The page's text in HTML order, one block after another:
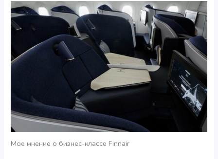
Мое мнение о бизнес-классе Finnair